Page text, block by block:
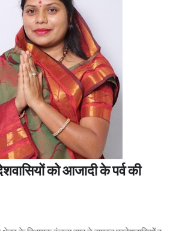
को आजादी के पर्व की